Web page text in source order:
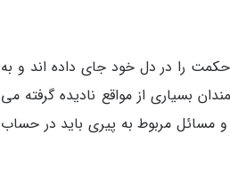
را در دل خود جای داده اند و به
بسیاری از مواقع نادیده گرفته می‌
مسائل مربوط به پیری باید در حساب